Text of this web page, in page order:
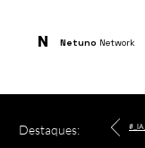
N Netuno Network
Destaques: